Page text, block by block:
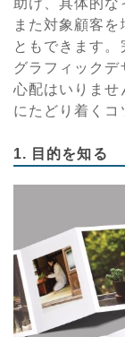
助け、具体的な
また対象顧客
ともできます。
グラフィックデ
心配はいりませ
にたどり着くコ
1. 目的を知る